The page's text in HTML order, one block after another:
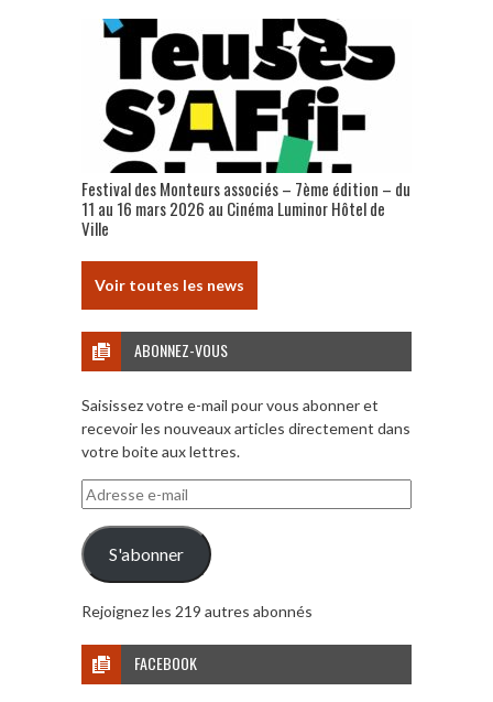
Festival des Monteurs associés – 7ème édition – du
11 au 16 mars 2026 au Cinéma Luminor Hôtel de
Ville
Voir toutes les news
ABONNEZ-VOUS
Saisissez votre e-mail pour vous abonner et
recevoir les nouveaux articles directement dans
votre boite aux lettres.
Adresse
e-
mail
S'abonner
Rejoignez les 219 autres abonnés
FACEBOOK